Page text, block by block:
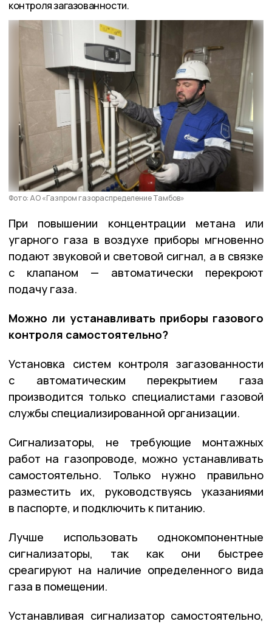
контроля загазованности.
Фото: АО «Газпром газораспределение Тамбов»
При повышении концентрации метана или
угарного газа в воздухе приборы мгновенно
подают звуковой и световой сигнал, а в связке
с клапаном — автоматически перекроют
подачу газа.
Можно ли устанавливать приборы газового
контроля самостоятельно?
Установка систем контроля загазованности
с автоматическим перекрытием газа
производится только специалистами газовой
службы специализированной организации.
Сигнализаторы, не требующие монтажных
работ на газопроводе, можно устанавливать
самостоятельно. Только нужно правильно
разместить их, руководствуясь указаниями
в паспорте, и подключить к питанию.
Лучше использовать однокомпонентные
сигнализаторы, так как они быстрее
среагируют на наличие определенного вида
газа в помещении.
Устанавливая сигнализатор самостоятельно,